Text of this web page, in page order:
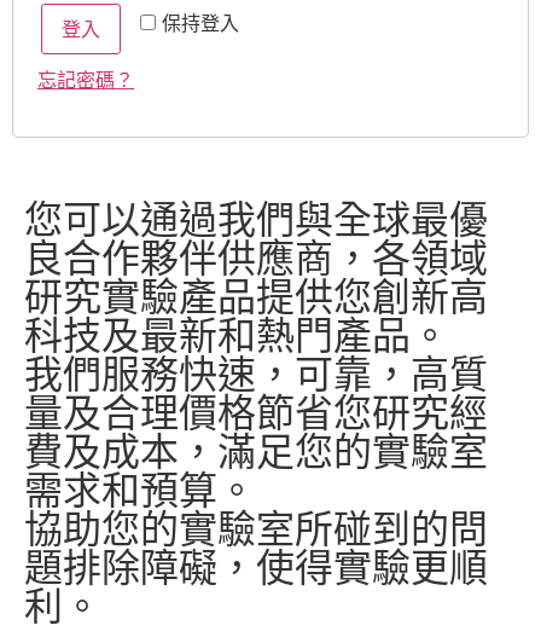
保持登入
登入
忘記密碼？
您可以通過我們與全球最優
良合作夥伴供應商，各領域
研究實驗產品提供您創新高
科技及最新和熱門產品。
我們服務快速，可靠，高質
量及合理價格節省您研究經
費及成本，滿足您的實驗室
需求和預算。
協助您的實驗室所碰到的問
題排除障礙，使得實驗更順
利。